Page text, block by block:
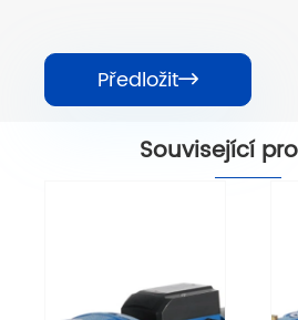
Předložit
Související